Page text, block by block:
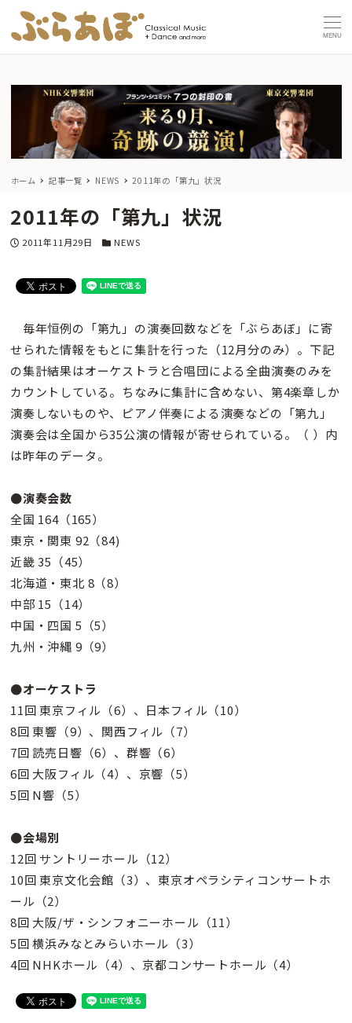
MENU
ホーム 記事一覧 NEWS 2011年の「第九」状況
2011年の「第九」状況
投稿日
2011年11月29日 カテゴリー
NEWS
毎年恒例の「第九」の演奏回数などを「ぶらあぼ」に寄
せられた情報をもとに集計を行った（12月分のみ）。下記
の集計結果はオーケストラと合唱団による全曲演奏のみを
カウントしている。ちなみに集計に含めない、第4楽章しか
演奏しないものや、ピアノ伴奏による演奏などの「第九」
演奏会は全国から35公演の情報が寄せられている。（ ）内
は昨年のデータ。
●演奏会数
全国 164（165）
東京・関東 92（84)
近畿 35（45）
北海道・東北 8（8）
中部 15（14）
中国・四国 5（5）
九州・沖縄 9（9）
●オーケストラ
11回 東京フィル（6）、日本フィル（10）
8回 東響（9）、関西フィル（7）
7回 読売日響（6）、群響（6）
6回 大阪フィル（4）、京響（5）
5回 N響（5）
●会場別
12回 サントリーホール（12）
10回 東京文化会館（3）、東京オペラシティコンサートホ
ール（2）
8回 大阪/ザ・シンフォニーホール（11）
5回 横浜みなとみらいホール（3）
4回 NHKホール（4）、京都コンサートホール（4）